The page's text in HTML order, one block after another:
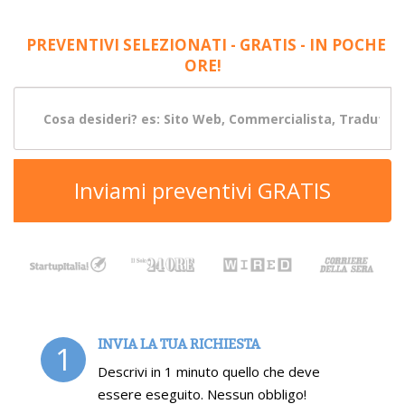
PREVENTIVI SELEZIONATI - GRATIS - IN POCHE
ORE!
Inviami preventivi GRATIS
1 INVIA LA TUA RICHIESTA
Descrivi in 1 minuto quello che deve
essere eseguito. Nessun obbligo!